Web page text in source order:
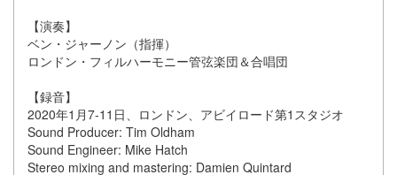
【演奏】
ベン・ジャーノン（指揮）
ロンドン・フィルハーモニー管弦楽団＆合唱団
【録音】
2020年1月7-11日、ロンドン、アビイロード第1スタジオ
Sound Producer: Tim Oldham
Sound Engineer: Mike Hatch
Stereo mixing and mastering: Damien Quintard